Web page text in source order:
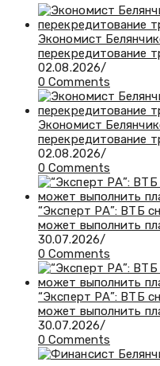
Экономист
перекредитование
02.08.2026/
0 Comments
Экономист
перекредитование
02.08.2026/
0 Comments
“Эксперт РА”: ВТБ
может выполнить
30.07.2026/
0 Comments
“Эксперт РА”: ВТБ
может выполнить
30.07.2026/
0 Comments